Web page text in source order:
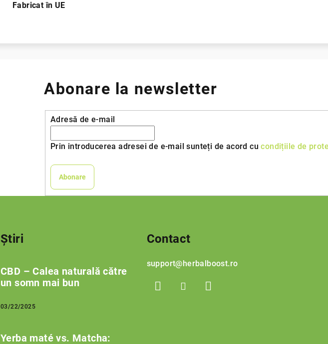
Fabricat în UE
Abonare la newsletter
Adresă de e-mail
Prin introducerea adresei de e-mail sunteți de acord cucondițiile de
Abonare
Știri
CBD – Calea naturală către
un somn mai bun
03/22/2025
Yerba maté vs. Matcha:
Contact
support@herbalboost.ro